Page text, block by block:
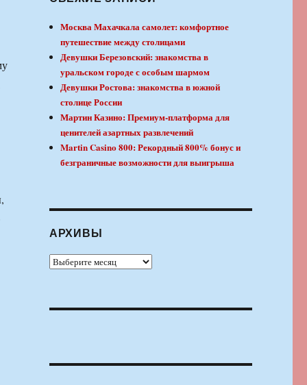
Москва Махачкала самолет: комфортное
путешествие между столицами
Девушки Березовский: знакомства в
уральском городе с особым шармом
Девушки Ростова: знакомства в южной
столице России
Мартин Казино: Премиум-платформа для
ценителей азартных развлечений
Martin Casino 800: Рекордный 800% бонус и
безграничные возможности для выигрыша
АРХИВЫ
Архивы